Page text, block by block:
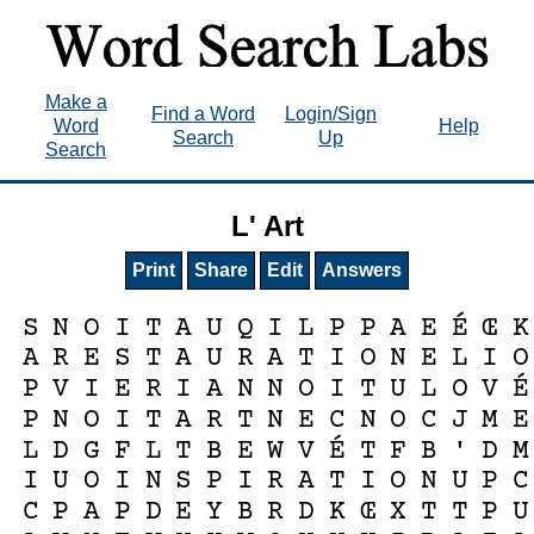
Make a
Word
Search
Find a Word
Search
Login/Sign
Up
Help
L' Art
Print Share Edit Answers
S N O I T A U Q I L P P A E É Œ K
A R E S T A U R A T I O N E L I O
P V I E R I A N N O I T U L O V É
P N O I T A R T N E C N O C J M E
L D G F L T B E W V É T F B ' D M
I U O I N S P I R A T I O N U P C
C P A P D E Y B R D K Œ X T T P U